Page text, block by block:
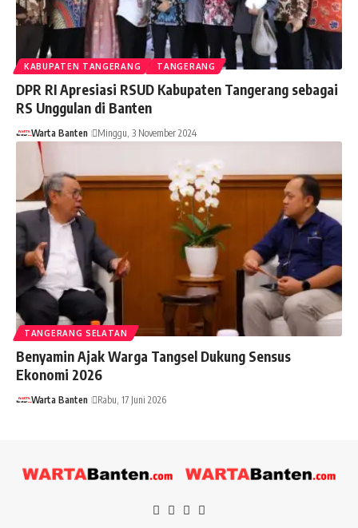
KABUPATEN TANGERANG TANGERANG
DPR RI Apresiasi RSUD Kabupaten Tangerang sebagai
RS Unggulan di Banten
Warta Banten Minggu, 3 November 2024
TANGERANG SELATAN
Benyamin Ajak Warga Tangsel Dukung Sensus
Ekonomi 2026
Warta Banten Rabu, 17 Juni 2026